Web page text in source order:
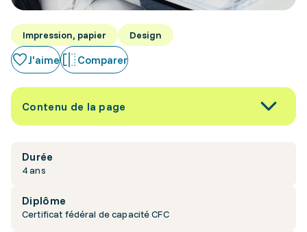
Impression, papier Design
J'aime Comparer
Contenu de la page
Durée
4 ans
Diplôme
Certificat fédéral de capacité CFC